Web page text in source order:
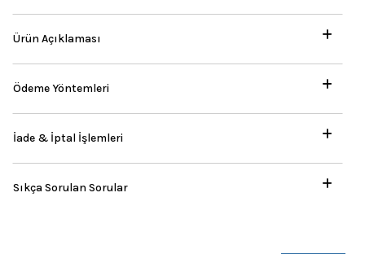
Ürün Açıklaması
Ödeme Yöntemleri
İade & İptal İşlemleri
Sıkça Sorulan Sorular